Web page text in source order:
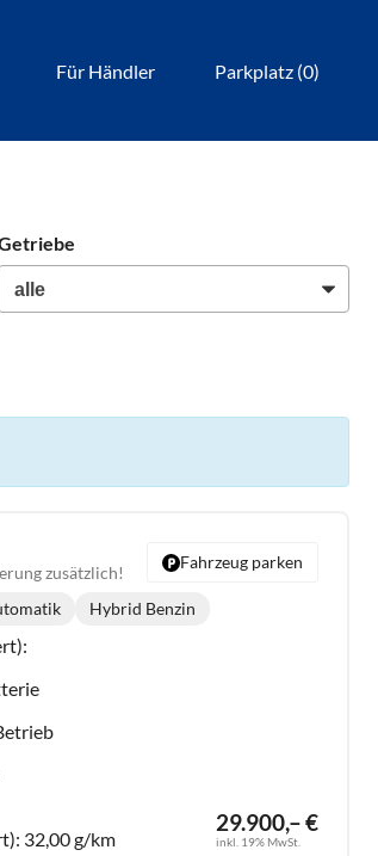
Für Händler Parkplatz (0)
zusätzlich!
29.900,– €
inkl. 19% MwSt.
Hybrid Benzin
32,00 g/km
Fahrzeug parken